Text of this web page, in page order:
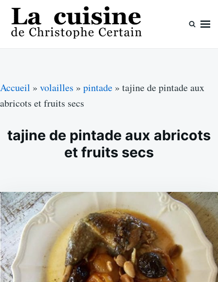
Skip
content
Search
for:
Accueil » volailles » pintade » tajine de pintade aux
abricots et fruits secs
tajine de pintade aux abricots
et fruits secs